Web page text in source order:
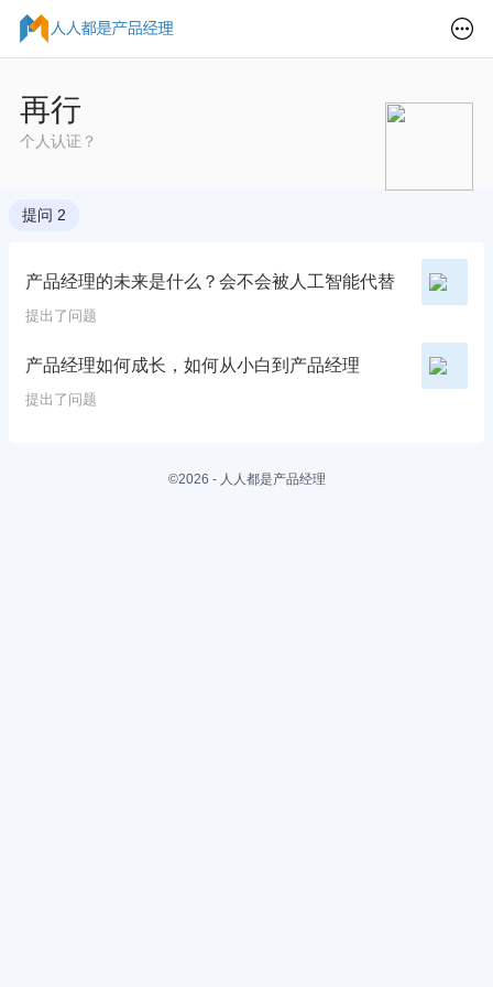
再行
个人认证？
提问 2
产品经理的未来是什么？会不会被人工智能代替
提出了问题
产品经理如何成长，如何从小白到产品经理
提出了问题
©2026 - 人人都是产品经理